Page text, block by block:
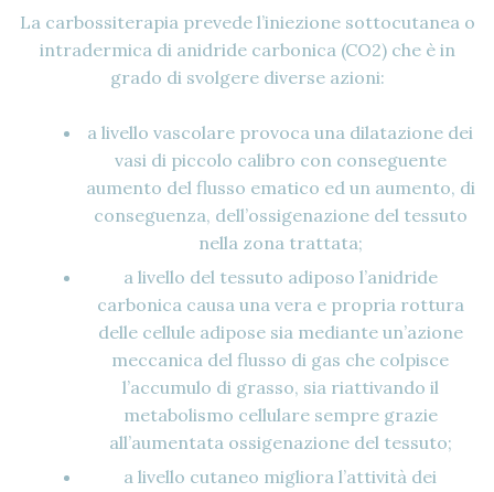
La carbossiterapia prevede l’iniezione sottocutanea o
intradermica di anidride carbonica (CO2) che è in
grado di svolgere diverse azioni:
a livello vascolare provoca una dilatazione dei
vasi di piccolo calibro con conseguente
aumento del flusso ematico ed un aumento, di
conseguenza, dell’ossigenazione del tessuto
nella zona trattata;
a livello del tessuto adiposo l’anidride
carbonica causa una vera e propria rottura
delle cellule adipose sia mediante un’azione
meccanica del flusso di gas che colpisce
l’accumulo di grasso, sia riattivando il
metabolismo cellulare sempre grazie
all’aumentata ossigenazione del tessuto;
a livello cutaneo migliora l’attività dei